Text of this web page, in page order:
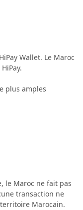
Wallet. Le Maroc
plus amples
le Maroc ne fait pas
transaction ne
Marocain.